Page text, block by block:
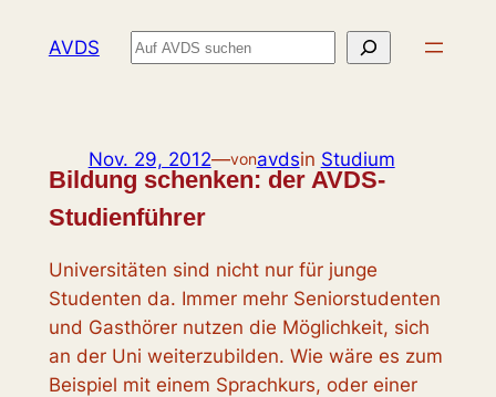
InhaltAVDS Suchen
Nov. 29, 2012—vonavdsin Studium
Bildung schenken: der AVDS-
Studienführer
Universitäten sind nicht nur für junge
Studenten da. Immer mehr Seniorstudenten
und Gasthörer nutzen die Möglichkeit, sich
an der Uni weiterzubilden. Wie wäre es zum
Beispiel mit einem Sprachkurs, oder einer